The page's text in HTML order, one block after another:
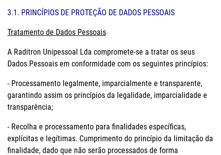
3.1. PRINCÍPIOS DE PROTEÇÃO DE DADOS PESSOAIS
Tratamento de Dados Pessoais
A Raditron Unipessoal Lda compromete-se a tratar os seus
Dados Pessoais em conformidade com os seguintes princípios:
- Processamento legalmente, imparcialmente e transparente,
garantindo assim os princípios da legalidade, imparcialidade e
transparência;
- Recolha e processamento para finalidades específicas,
explícitas e legítimas. Cumprimento do princípio da limitação da
finalidade, dado que não serão processados de forma